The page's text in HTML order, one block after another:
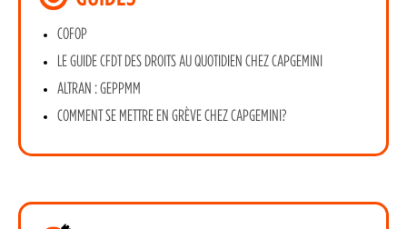
COFOP
LE GUIDE CFDT DES DROITS AU QUOTIDIEN CHEZ CAPGEMINI
ALTRAN : GEPPMM
COMMENT SE METTRE EN GRÈVE CHEZ CAPGEMINI?